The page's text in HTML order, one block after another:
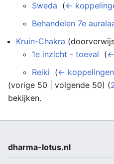
Sweda (←
Behandelen 7e
Kruin-Chakra
1e inzicht - toeval (
Reiki (← koppelingen
(vorige 50 | volgende 50) (
bekijken.
dharma-lotus.nl